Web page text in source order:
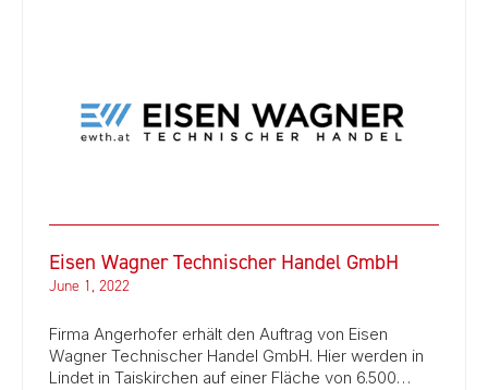
Eisen Wagner Technischer Handel GmbH
June 1, 2022
Firma Angerhofer erhält den Auftrag von Eisen
Wagner Technischer Handel GmbH. Hier werden in
Lindet in Taiskirchen auf einer Fläche von 6.500…